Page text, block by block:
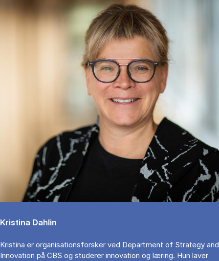
Kristina Dahlin
Kristina er organisationsforsker ved Department of Strategy and
Innovation på CBS og studerer innovation og læring. Hun laver